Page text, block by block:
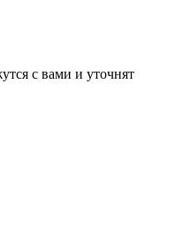
с вами и уточнят